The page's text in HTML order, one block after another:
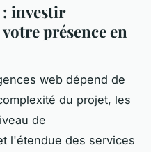
investir
présence en
web dépend de
du projet, les
de
l'étendue des services